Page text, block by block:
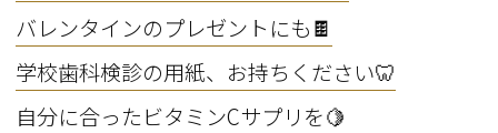
バレンタインのプレゼントにも🍫
学校歯科検診の用紙、お持ちください🦷
自分に合ったビタミンCサプリを🍋